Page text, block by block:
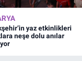
yaz etkinlikleri
neşe dolu anılar